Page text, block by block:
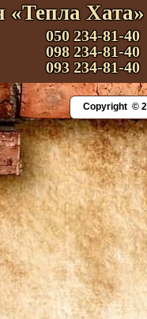
«Тепла Хата»
050 234-81-40
098 234-81-40
093 234-81-40
Copyright ©